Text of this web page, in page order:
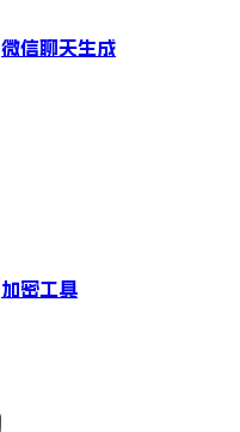
微信聊天生成
加密工具